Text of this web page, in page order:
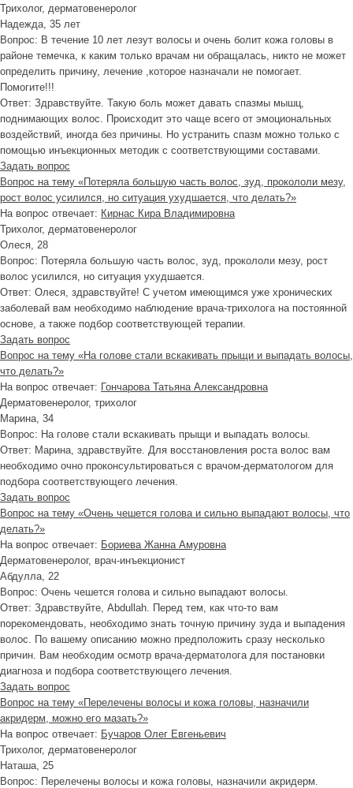
Трихолог, дерматовенеролог
Надежда, 35 лет
Вопрос: В течение 10 лет лезут волосы и очень болит кожа головы в
районе темечка, к каким только врачам ни обращалась, никто не может
определить причину, лечение ,которое назначали не помогает.
Помогите!!!
Ответ: Здравствуйте. Такую боль может давать спазмы мышц,
поднимающих волос. Происходит это чаще всего от эмоциональных
воздействий, иногда без причины. Но устранить спазм можно только с
помощью инъекционных методик с соответствующими составами.
Задать вопрос
Вопрос на тему «Потеряла большую часть волос, зуд, прокололи мезу,
рост волос усилился, но ситуация ухудшается, что делать?»
На вопрос отвечает: Кирнас Кира Владимировна
Трихолог, дерматовенеролог
Олеся, 28
Вопрос: Потеряла большую часть волос, зуд, прокололи мезу, рост
волос усилился, но ситуация ухудшается.
Ответ: Олеся, здравствуйте! С учетом имеющимся уже хронических
заболевай вам необходимо наблюдение врача-трихолога на постоянной
основе, а также подбор соответствующей терапии.
Задать вопрос
Вопрос на тему «На голове стали вскакивать прыщи и выпадать волосы,
что делать?»
На вопрос отвечает: Гончарова Татьяна Александровна
Дерматовенеролог, трихолог
Марина, 34
Вопрос: На голове стали вскакивать прыщи и выпадать волосы.
Ответ: Марина, здравствуйте. Для восстановления роста волос вам
необходимо очно проконсультироваться с врачом-дерматологом для
подбора соответствующего лечения.
Задать вопрос
Вопрос на тему «Очень чешется голова и сильно выпадают волосы, что
делать?»
На вопрос отвечает: Бориева Жанна Амуровна
Дерматовенеролог, врач-инъекционист
Абдулла, 22
Вопрос: Очень чешется голова и сильно выпадают волосы.
Ответ: Здравствуйте, Abdullah. Перед тем, как что-то вам
порекомендовать, необходимо знать точную причину зуда и выпадения
волос. По вашему описанию можно предположить сразу несколько
причин. Вам необходим осмотр врача-дерматолога для постановки
диагноза и подбора соответствующего лечения.
Задать вопрос
Вопрос на тему «Перелечены волосы и кожа головы, назначили
акридерм, можно его мазать?»
На вопрос отвечает: Бучаров Олег Евгеньевич
Трихолог, дерматовенеролог
Наташа, 25
Вопрос: Перелечены волосы и кожа головы, назначили акридерм.